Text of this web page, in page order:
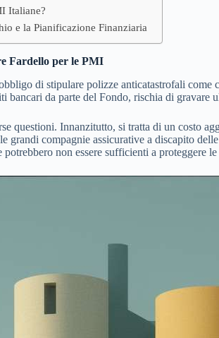
Italiane?
e la Pianificazione Finanziaria
Fardello per le PMI
di stipulare polizze anticatastrofali
bancari da parte del Fondo, rischia di
questioni. Innanzitutto, si tratta di un costo
grandi compagnie assicurative a discapito
non essere sufficienti a proteggere